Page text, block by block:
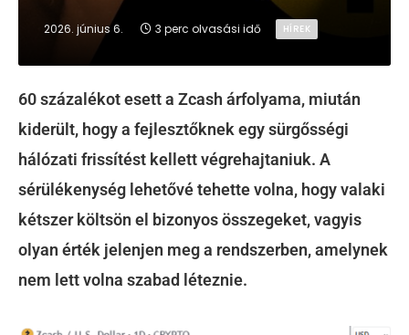
2026. június 6. 3 perc olvasási idő HÍREK
60 százalékot esett a Zcash árfolyama, miután
kiderült, hogy a fejlesztőknek egy sürgősségi
hálózati frissítést kellett végrehajtaniuk. A
sérülékenység lehetővé tehette volna, hogy valaki
kétszer költsön el bizonyos összegeket, vagyis
olyan érték jelenjen meg a rendszerben, amelynek
nem lett volna szabad léteznie.